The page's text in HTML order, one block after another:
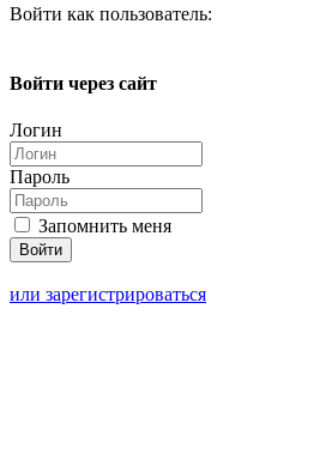
Войти как пользователь:
Войти через сайт
Логин
Пароль
Запомнить меня
или зарегистрироваться